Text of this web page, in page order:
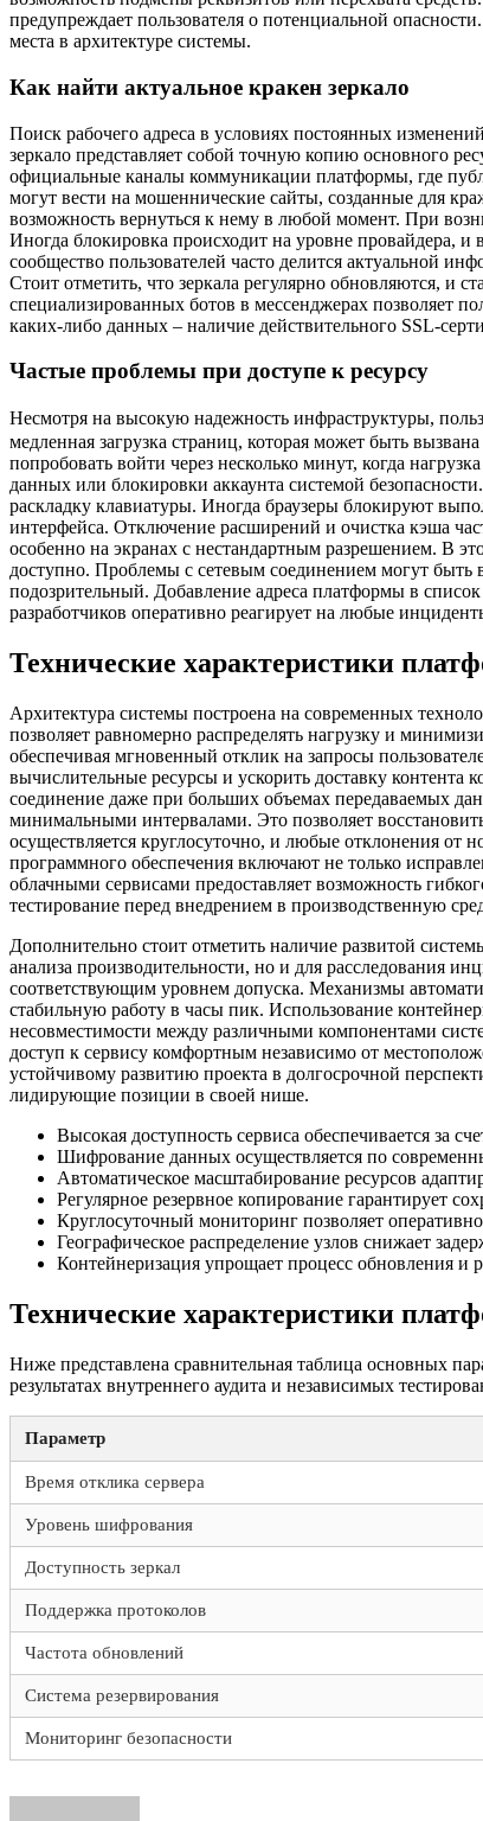
предупреждает пользователя о потенциальной
места в архитектуре системы.
Как найти актуальное кракен зеркало
Поиск рабочего адреса в условиях постоянных
зеркало представляет собой точную копию основного
официальные каналы коммуникации платформы, где
могут вести на мошеннические сайты, созданные для
возможность вернуться к нему в любой момент. При
Иногда блокировка происходит на уровне провайдера,
сообщество пользователей часто делится актуальной
Стоит отметить, что зеркала регулярно обновляются, и
специализированных ботов в мессенджерах позволяет
каких-либо данных – наличие действительного SSL-
Частые проблемы при доступе к ресурсу
Несмотря на высокую надежность инфраструктуры,
медленная загрузка страниц, которая может быть
попробовать войти через несколько минут, когда
данных или блокировки аккаунта системой
раскладку клавиатуры. Иногда браузеры блокируют
интерфейса. Отключение расширений и очистка кэша
особенно на экранах с нестандартным разрешением. В
доступно. Проблемы с сетевым соединением могут
подозрительный. Добавление адреса платформы в
разработчиков оперативно реагирует на любые
Технические характеристики
Архитектура системы построена на современных
позволяет равномерно распределять нагрузку и
обеспечивая мгновенный отклик на запросы
вычислительные ресурсы и ускорить доставку контента
соединение даже при больших объемах передаваемых
минимальными интервалами. Это позволяет
осуществляется круглосуточно, и любые отклонения
программного обеспечения включают не только
облачными сервисами предоставляет возможность
тестирование перед внедрением в производственную
Дополнительно стоит отметить наличие развитой
анализа производительности, но и для расследования
соответствующим уровнем допуска. Механизмы
стабильную работу в часы пик. Использование
несовместимости между различными компонентами
доступ к сервису комфортным независимо от
устойчивому развитию проекта в долгосрочной
лидирующие позиции в своей нише.
Высокая доступность сервиса обеспечивается за
Шифрование данных осуществляется по
Автоматическое масштабирование ресурсов
Регулярное резервное копирование гарантирует
Круглосуточный мониторинг позволяет
Географическое распределение узлов снижает
Контейнеризация упрощает процесс обновления и
Технические характеристики
Ниже представлена сравнительная таблица основных
результатах внутреннего аудита и независимых
Параметр
Время отклика сервера
Уровень шифрования
Доступность зеркал
Поддержка протоколов
Частота обновлений
Система резервирования
Мониторинг безопасности